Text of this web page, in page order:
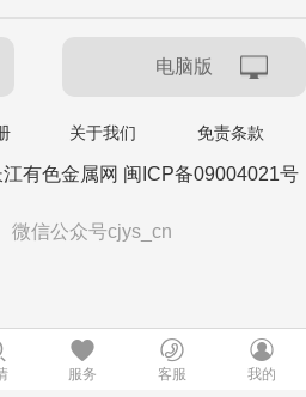
电脑版
关于我们 免责条款
有色金属网 闽ICP备09004021号
微信公众号cjys_cn
服务 客服 我的